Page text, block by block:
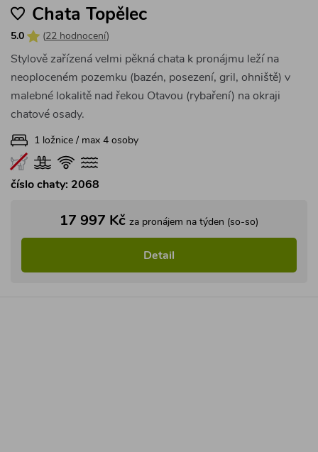
Chata Topělec
5.0 (22 hodnocení)
Stylově zařízená velmi pěkná chata k pronájmu leží na
neoploceném pozemku (bazén, posezení, gril, ohniště) v
malebné lokalitě nad řekou Otavou (rybaření) na okraji
chatové osady.
1 ložnice / max 4 osoby
číslo chaty: 2068
17 997 Kč za pronájem na týden (so-so)
Detail